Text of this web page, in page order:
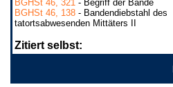
BGHSt 46, 321 - Begriff der Bande
BGHSt 46, 138 - Bandendiebstahl des
tatortsabwesenden Mittäters II
Zitiert selbst: